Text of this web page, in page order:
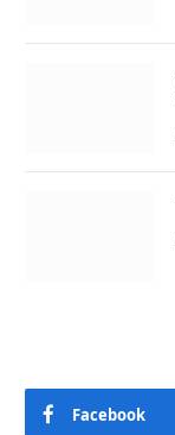
Facebook